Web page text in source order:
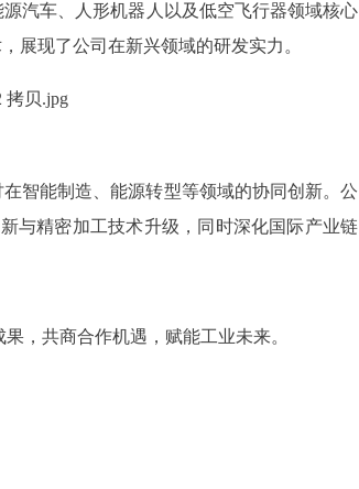
汽车、人形机器人以及低空飞行器领域核心
展现了公司在新兴领域的研发实力。
智能制造、能源转型等领域的协同创新。公
与精密加工技术升级，同时深化国际产业链
，共商合作机遇，赋能工业未来。